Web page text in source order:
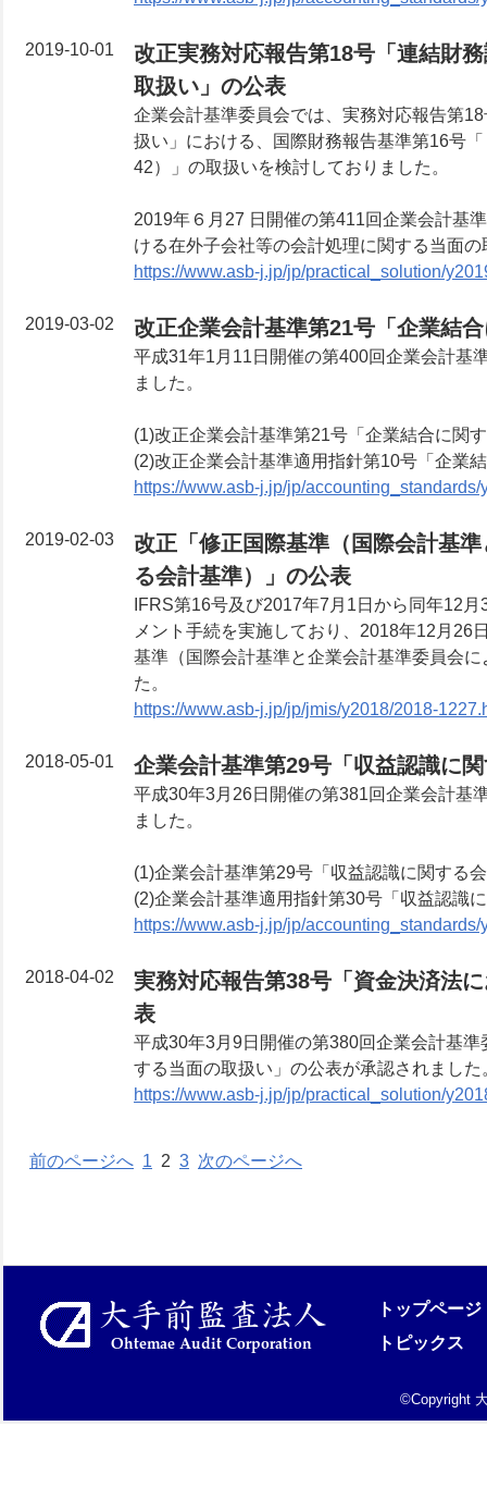
2019-10-01
改正実務対応報告第18号「連結財
取扱い」の公表
企業会計基準委員会では、実務対応報告第
扱い」における、国際財務報告基準第16号
42）」の取扱いを検討しておりました。
2019年６月27 日開催の第411回企業会計基
ける在外子会社等の会計処理に関する当面
https://www.asb-j.jp/jp/practical_solution/
2019-03-02 改正企業会計基準第21号「企業結
平成31年1月11日開催の第400回企業会計基
ました。
(1)改正企業会計基準第21号「企業結合に関
(2)改正企業会計基準適用指針第10号「企業
https://www.asb-j.jp/jp/
2019-02-03
改正「修正国際基準（国際会計基
る会計基準）」の公表
IFRS第16号及び2017年7月1日から同年12
メント手続を実施しており、2018年12月26
基準（国際会計基準と企業会計基準委員会
た。
https://www.asb-j.jp/jp/jmis/y2018/2018-
2018-05-01 企業会計基準第29号「収益認識に
平成30年3月26日開催の第381回企業会計基
ました。
(1)企業会計基準第29号「収益認識に関する
(2)企業会計基準適用指針第30号「収益認識
https://www.asb-j.jp/jp/
2018-04-02
実務対応報告第38号「資金決済法
表
平成30年3月9日開催の第380回企業会計基
する当面の取扱い」の公表が承認されました
https://www.asb-j.jp/jp/practical_solution/
前のページへ 1 2 3 次のページへ
トップページ
トピックス
©Copyright